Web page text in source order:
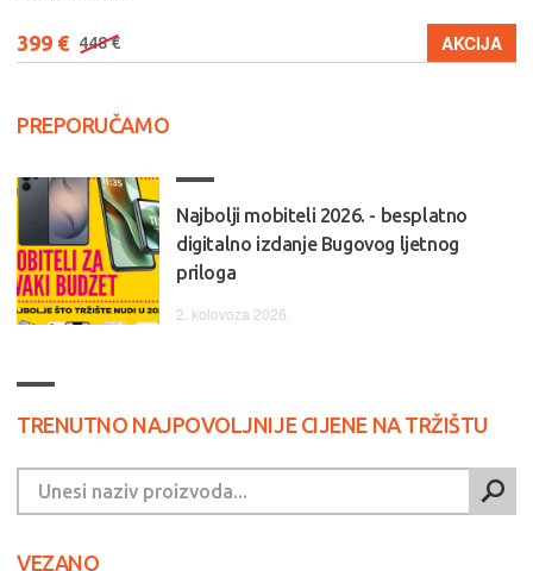
399 € 448 € AKCIJA
PREPORUČAMO
Najbolji mobiteli 2026. - besplatno
digitalno izdanje Bugovog ljetnog
priloga
2. kolovoza 2026.
TRENUTNO NAJPOVOLJNIJE CIJENE NA TRŽIŠTU
VEZANO